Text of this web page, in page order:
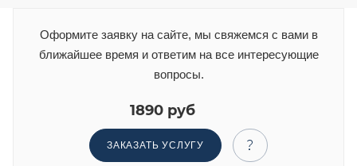
Оформите заявку на сайте, мы свяжемся с вами в
ближайшее время и ответим на все интересующие
вопросы.
1890 руб
ЗАКАЗАТЬ УСЛУГУ